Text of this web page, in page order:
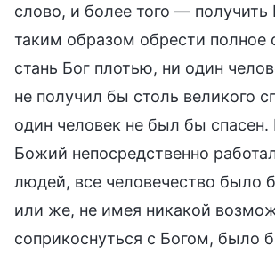
слово, и более того — получить
таким образом обрести полное
стань Бог плотью, ни один
не получил бы столь великого
один человек не был бы
Божий непосредственно
людей, все человечество было
или же, не имея никакой
соприкоснуться с Богом, было